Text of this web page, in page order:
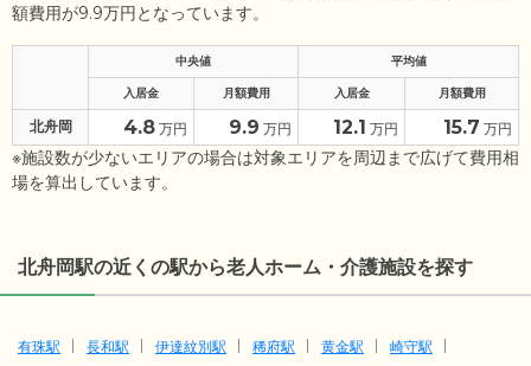
額費用が9.9万円となっています。
中央値 平均値
入居金 月額費用 入居金 月額費用
北舟岡 4.8 万円 9.9 万円 12.1 万円 15.7 万円
※施設数が少ないエリアの場合は対象エリアを周辺まで広げて費用相
場を算出しています。
北舟岡駅の近くの駅から老人ホーム・介護施設を探す
有珠駅 長和駅 伊達紋別駅 稀府駅 黄金駅
崎守駅